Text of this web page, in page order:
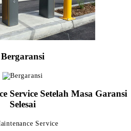
Bergaransi
Service Setelah Masa Garansi
Selesai